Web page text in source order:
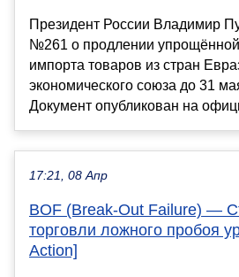
Президент России Владимир
№261 о продлении
импорта товаров из стран
экономического союза до 31
Документ опубликован на
17:21, 08 Апр
BOF (Break-Out Failure) —
торговли ложного пробоя
Action]